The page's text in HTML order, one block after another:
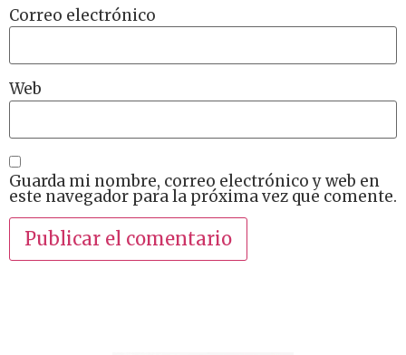
Correo electrónico
Web
Guarda mi nombre, correo electrónico y web en
este navegador para la próxima vez que comente.